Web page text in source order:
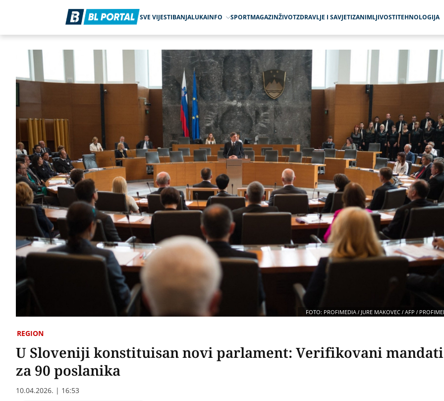
SVE VIJESTIBANJALUKAINFO SPORTMAGAZINŽIVOTZDRAVLJE I SAVJETIZANIMLJIVOSTITEHNOLOGIJA
FOTO: PROFIMEDIA / JURE MAKOVEC / AFP /
REGION
U Sloveniji konstituisan novi parlament: Verifikovani mandati
za 90 poslanika
10.04.2026. | 16:53